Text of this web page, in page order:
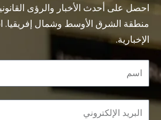
احصل على أحدث الأخبار والرؤى
منطقة الشرق الأوسط وشمال إفريقيا.
الإخبارية.
Name
Email